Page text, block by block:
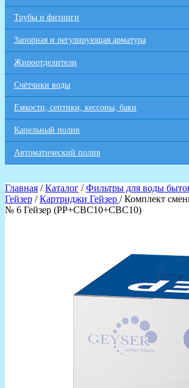
Трубы и фитинги
Запорная и регулирующая арматура
Жироотделители
Счётчики воды
Емкости, септики, кессоны, баки
Капельный полив
Автоматический полив
Главная /Каталог /Фильтры для воды
Гейзер /Картриджи Гейзер / Комплект
№ 6 Гейзер (PP+CBC10+CBC10)